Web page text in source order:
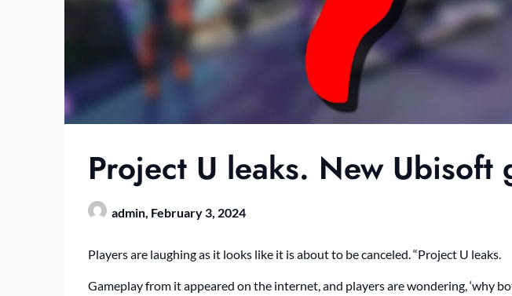
Project U leaks. New Ubisoft
admin, February 3, 2024
Players are laughing as it looks like it is about to be canceled. “Project U leaks.
Gameplay from it appeared on the internet, and players are wondering, ‘why